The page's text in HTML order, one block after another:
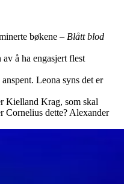
bøkene – Blått blod
å ha engasjert flest
Leona syns det er
Kielland Krag, som skal
Cornelius dette? Alexander